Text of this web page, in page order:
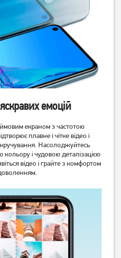
Смартфон Samsung Galaxy
A26 5G 8/256GB Mint (SM-
A56 5G 8/256Gb Pink
(A566)
18 999грн
емоцій
екраном з частотою
плавне і чітке відео і
Насолоджуйтесь
і чудовою деталізацією
відео і грайте з комфортом